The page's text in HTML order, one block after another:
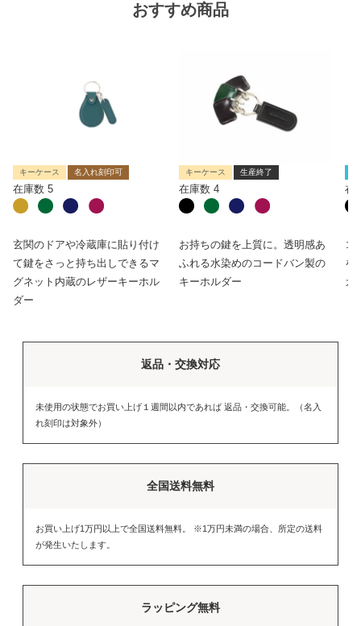
おすすめ商品
キーケース 名入れ刻印可
在庫数 5
玄関のドアや冷蔵庫に貼り付け
て鍵をさっと持ち出しできるマ
グネット内蔵のレザーキーホル
ダー
キーケース 生産終了
在庫数 4
お持ちの鍵を上質に。透明感あ
ふれる水染めのコードバン製の
キーホルダー
在
コ
を
カ
返品・交換対応
未使用の状態でお買い上げ１週間以内であれば 返品・交換可能。（名入
れ刻印は対象外）
全国送料無料
お買い上げ1万円以上で全国送料無料。 ※1万円未満の場合、所定の送料
が発生いたします。
ラッピング無料